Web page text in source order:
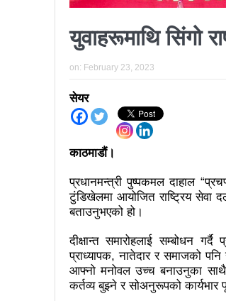
लव
इन्द्रेश्वर
सकियो
भोलि
ककनी २
युवाहरूमाथि सिंगो
on: February 23, 2023
सेयर
काठमाडौं।
प्रधानमन्त्री पुष्पकमल दाहाल
टुंडिखेलमा आयोजित राष्ट्रिय सेवा
बताउनुभएको हो।
दीक्षान्त समारोहलाई सम्बोधन
प्राध्यापक, नातेदार र समाजको
आफ्नो मनोवल उच्च बनाउनुका
कर्तव्य बुझ्ने र सोअनुरूपको कार्यभार